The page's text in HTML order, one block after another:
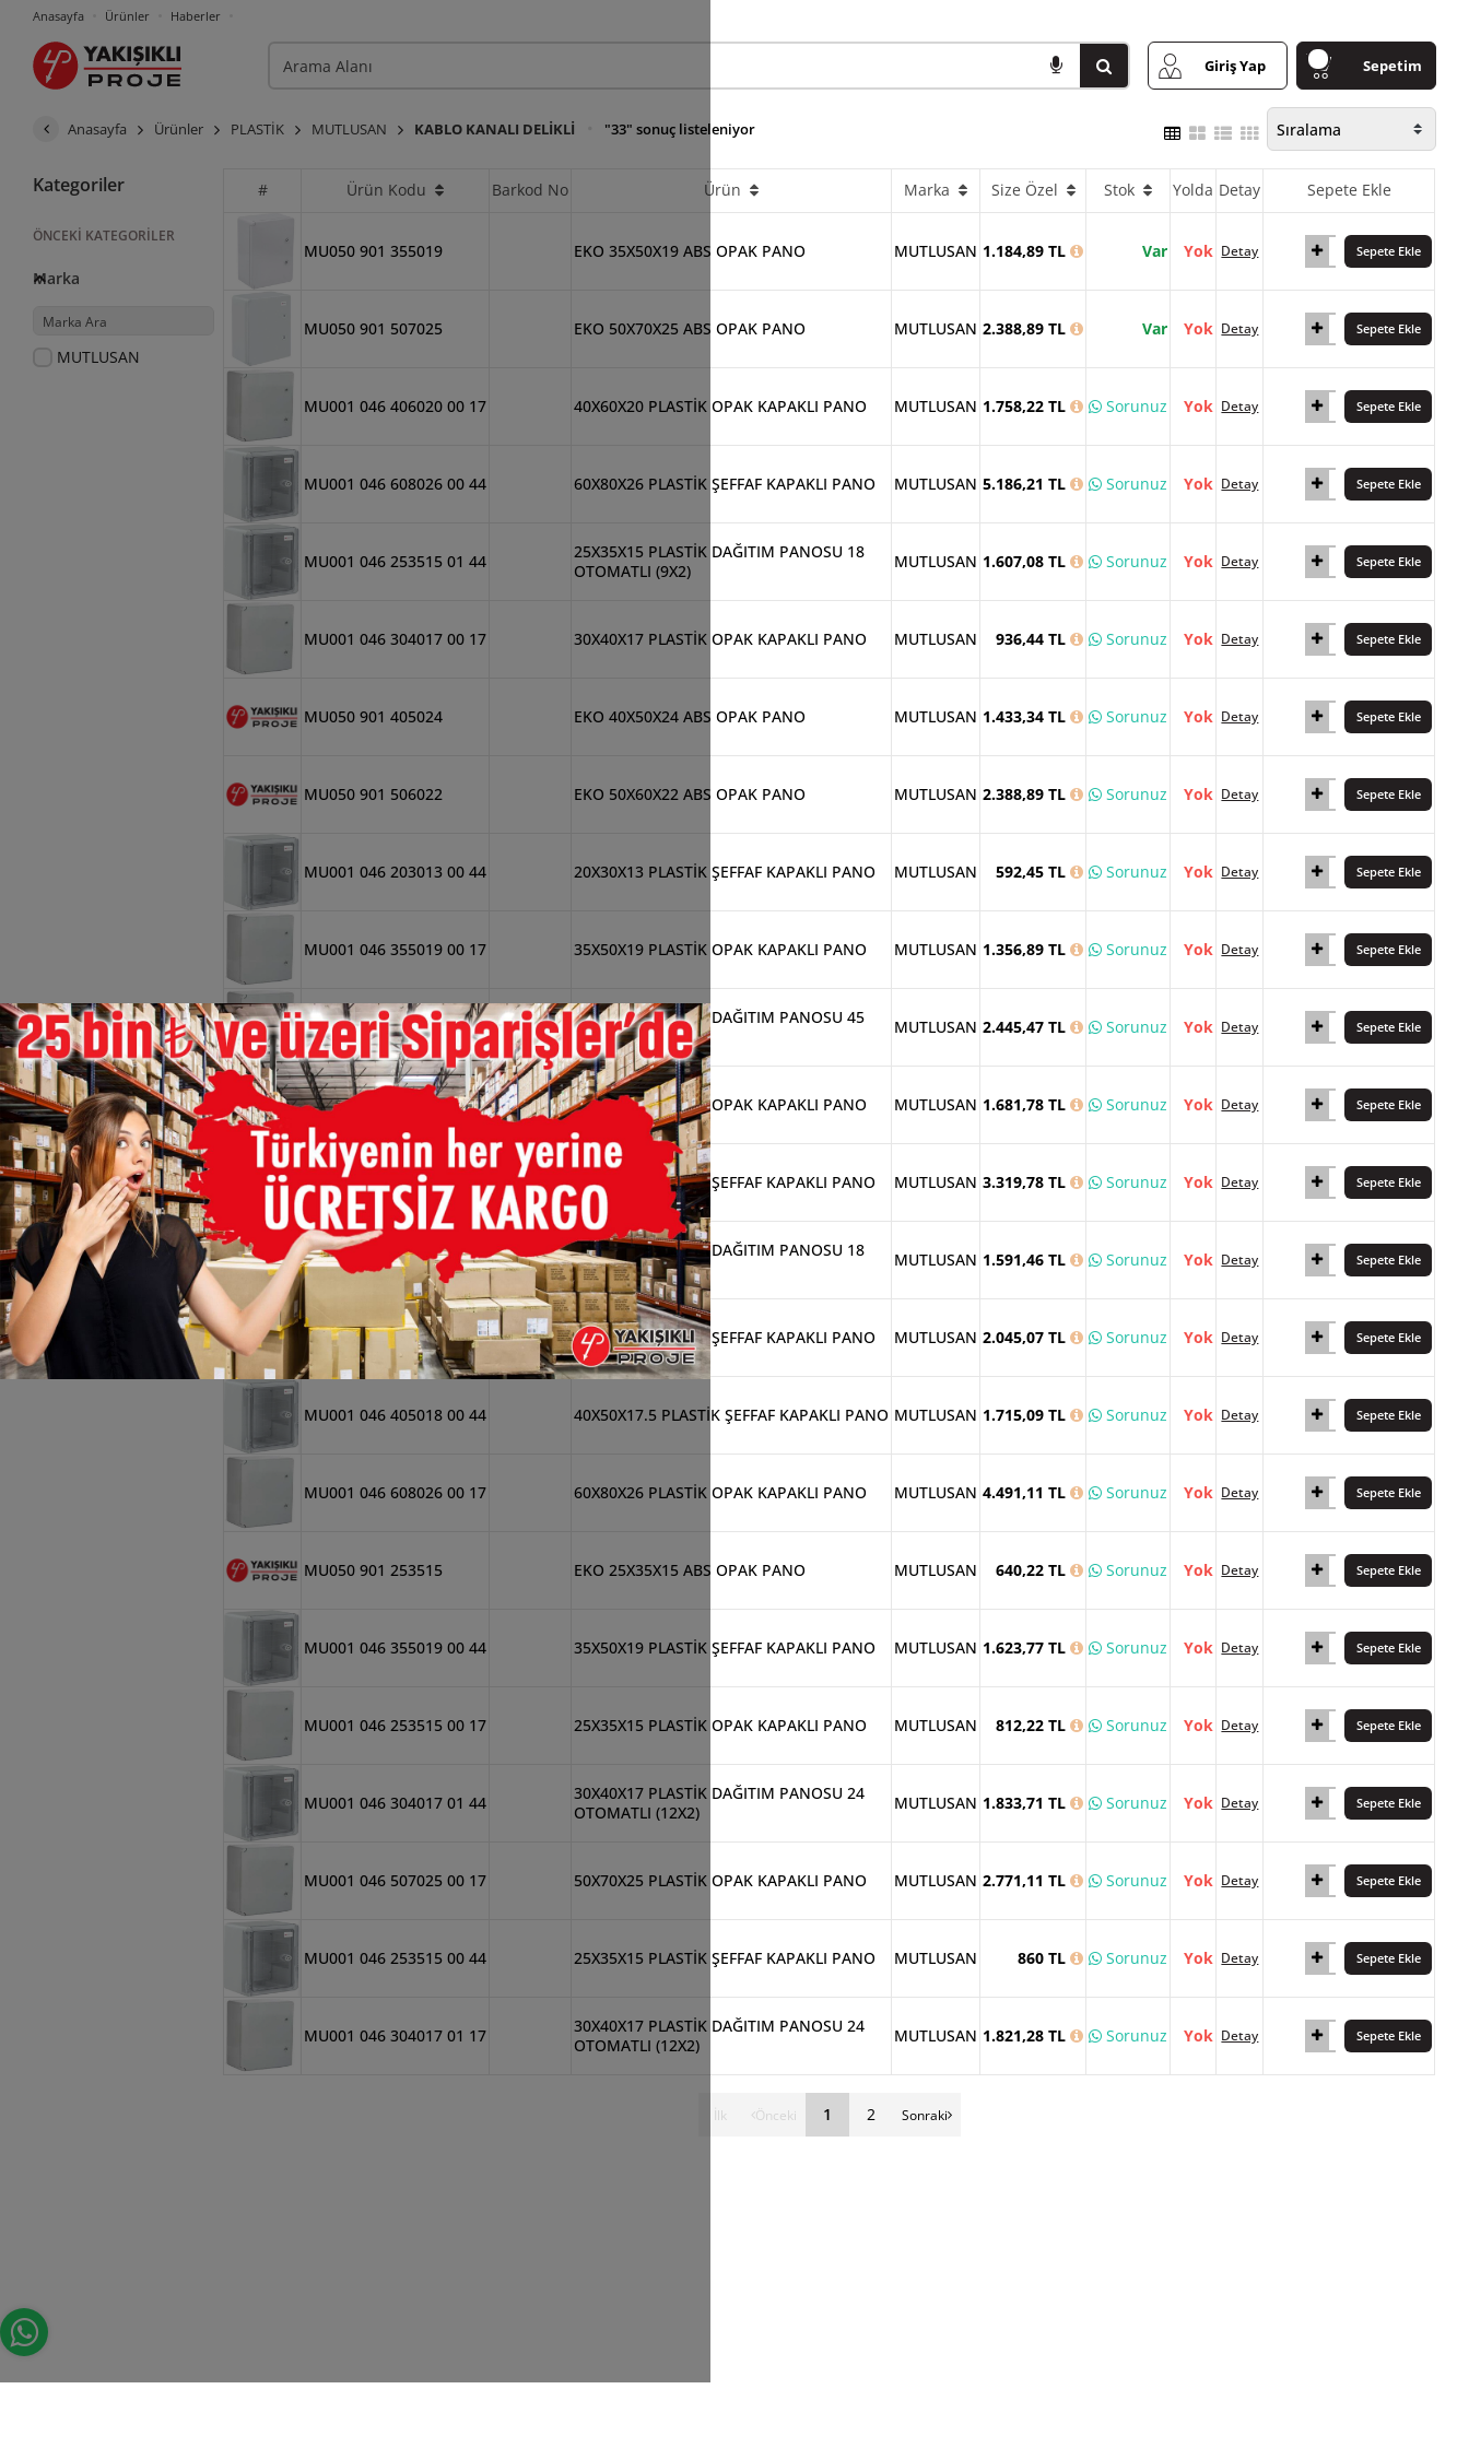
Anasayfa Ürünler Haberler
Giriş Yap Sepetim
Anasayfa Ürünler PLASTİK MUTLUSAN KABLO KANALI DELİKLİ "33" sonuç listeleniyor
Kategoriler
ÖNCEKI KATEGORILER
Marka
MUTLUSAN
# Ürün Kodu Barkod No Ürün Marka Size Özel Stok Yolda Detay Sepete Ekle
MU050 901 355019 EKO 35X50X19 ABS OPAK PANO MUTLUSAN 1.184,89 TL Var Yok Detay Sepete Ekle
MU050 901 507025 EKO 50X70X25 ABS OPAK PANO MUTLUSAN 2.388,89 TL Var Yok Detay Sepete Ekle
MU001 046 406020 00 17 40X60X20 PLASTİK OPAK KAPAKLI PANO MUTLUSAN 1.758,22 TL Sorunuz Yok Detay Sepete Ekle
MU001 046 608026 00 44 60X80X26 PLASTİK ŞEFFAF KAPAKLI PANO MUTLUSAN 5.186,21 TL Sorunuz Yok Detay Sepete Ekle
MU001 046 253515 01 44
25X35X15 PLASTİK DAĞITIM PANOSU 18
OTOMATLI (9X2)
MUTLUSAN 1.607,08 TL Sorunuz Yok Detay Sepete Ekle
MU001 046 304017 00 17 30X40X17 PLASTİK OPAK KAPAKLI PANO MUTLUSAN 936,44 TL Sorunuz Yok Detay Sepete Ekle
MU050 901 405024 EKO 40X50X24 ABS OPAK PANO MUTLUSAN 1.433,34 TL Sorunuz Yok Detay Sepete Ekle
MU050 901 506022 EKO 50X60X22 ABS OPAK PANO MUTLUSAN 2.388,89 TL Sorunuz Yok Detay Sepete Ekle
MU001 046 203013 00 44 20X30X13 PLASTİK ŞEFFAF KAPAKLI PANO MUTLUSAN 592,45 TL Sorunuz Yok Detay Sepete Ekle
MU001 046 355019 00 17 35X50X19 PLASTİK OPAK KAPAKLI PANO MUTLUSAN 1.356,89 TL Sorunuz Yok Detay Sepete Ekle
MU001 046 355019 01 17
35X50X19 PLASTİK DAĞITIM PANOSU 45
OTOMATLI (15X3)
MUTLUSAN 2.445,47 TL Sorunuz Yok Detay Sepete Ekle
MU001 046 405024 00 17 40X50X24 PLASTİK OPAK KAPAKLI PANO MUTLUSAN 1.681,78 TL Sorunuz Yok Detay Sepete Ekle
MU001 046 507025 00 44 50X70X25 PLASTİK ŞEFFAF KAPAKLI PANO MUTLUSAN 3.319,78 TL Sorunuz Yok Detay Sepete Ekle
MU001 046 253515 01 17
25X35X15 PLASTİK DAĞITIM PANOSU 18
OTOMATLI (9X2)
MUTLUSAN 1.591,46 TL Sorunuz Yok Detay Sepete Ekle
MU001 046 406020 00 44 40X60X20 PLASTİK ŞEFFAF KAPAKLI PANO MUTLUSAN 2.045,07 TL Sorunuz Yok Detay Sepete Ekle
MU001 046 405018 00 44 40X50X17.5 PLASTİK ŞEFFAF KAPAKLI PANO MUTLUSAN 1.715,09 TL Sorunuz Yok Detay Sepete Ekle
MU001 046 608026 00 17 60X80X26 PLASTİK OPAK KAPAKLI PANO MUTLUSAN 4.491,11 TL Sorunuz Yok Detay Sepete Ekle
MU050 901 253515 EKO 25X35X15 ABS OPAK PANO MUTLUSAN 640,22 TL Sorunuz Yok Detay Sepete Ekle
MU001 046 355019 00 44 35X50X19 PLASTİK ŞEFFAF KAPAKLI PANO MUTLUSAN 1.623,77 TL Sorunuz Yok Detay Sepete Ekle
MU001 046 253515 00 17 25X35X15 PLASTİK OPAK KAPAKLI PANO MUTLUSAN 812,22 TL Sorunuz Yok Detay Sepete Ekle
MU001 046 304017 01 44
30X40X17 PLASTİK DAĞITIM PANOSU 24
OTOMATLI (12X2)
MUTLUSAN 1.833,71 TL Sorunuz Yok Detay Sepete Ekle
MU001 046 507025 00 17 50X70X25 PLASTİK OPAK KAPAKLI PANO MUTLUSAN 2.771,11 TL Sorunuz Yok Detay Sepete Ekle
MU001 046 253515 00 44 25X35X15 PLASTİK ŞEFFAF KAPAKLI PANO MUTLUSAN 860 TL Sorunuz Yok Detay Sepete Ekle
MU001 046 304017 01 17
30X40X17 PLASTİK DAĞITIM PANOSU 24
OTOMATLI (12X2)
MUTLUSAN 1.821,28 TL Sorunuz Yok Detay Sepete Ekle
İlk Önceki 1 2 Sonraki
×